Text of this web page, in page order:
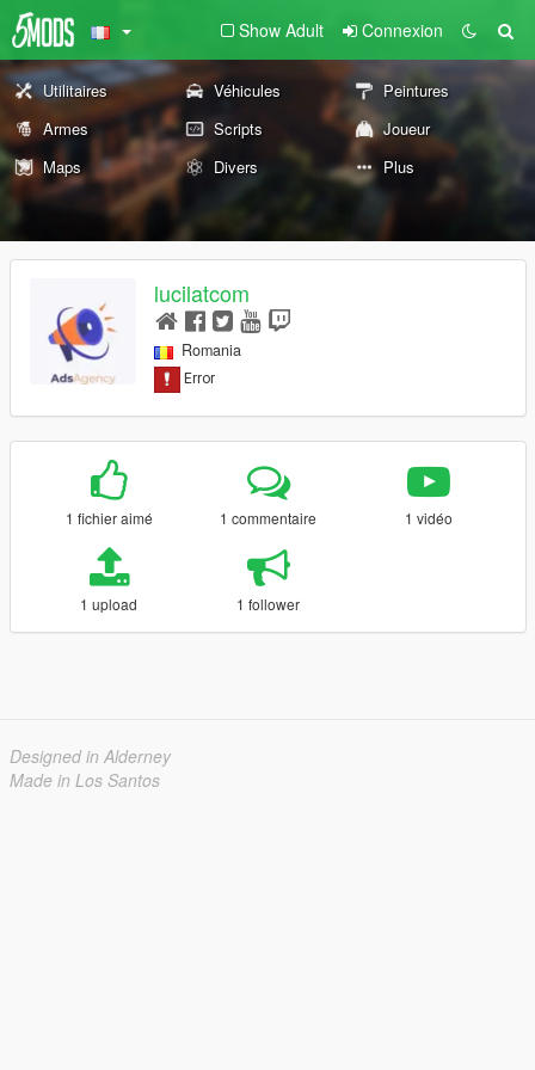
Show Adult Connexion
Utilitaires Véhicules
Peintures
Armes
Scripts
Joueur
Maps
Divers Plus
lucilatcom
Romania
1 fichier aimé 1 commentaire 1 vidéo
1 upload 1 follower
Designed in Alderney
Made in Los Santos